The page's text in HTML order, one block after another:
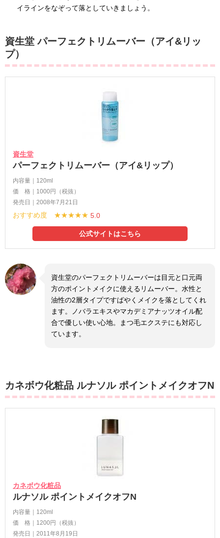
イラインをなぞって落としていきましょう。
資生堂 パーフェクトリムーバー（アイ&リッ
プ）
資生堂
パーフェクトリムーバー（アイ&リップ）
内容量｜120ml
価 格｜1000円（税抜）
発売日｜2008年7月21日
おすすめ度 ★★★★★ 5.0
公式サイトはこちら
資生堂のパーフェクトリムーバーは目元と口元両
方のポイントメイクに使えるリムーバー。水性と
油性の2層タイプですばやくメイクを落としてくれ
ます。ノバラエキスやマカデミアナッツオイル配
合で優しい使い心地。まつ毛エクステにも対応し
ています。
カネボウ化粧品 ルナソル ポイントメイクオフN
カネボウ化粧品
ルナソル ポイントメイクオフN
内容量｜120ml
価 格｜1200円（税抜）
発売日｜2011年8月19日